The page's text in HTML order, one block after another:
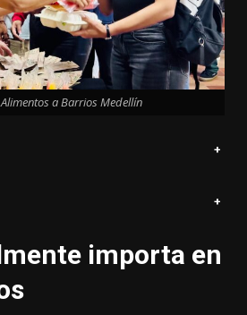
a Barrios Medellín
+
+
importa en